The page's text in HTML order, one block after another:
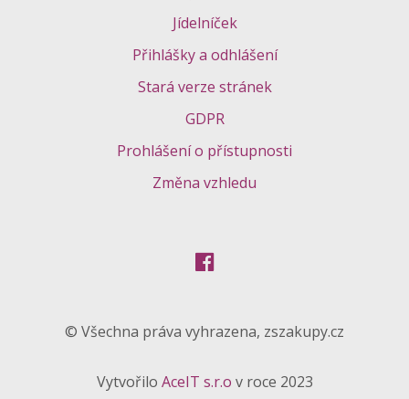
Jídelníček
Přihlášky a odhlášení
Stará verze stránek
GDPR
Prohlášení o přístupnosti
Změna vzhledu
© Všechna práva vyhrazena, zszakupy.cz
Vytvořilo AceIT s.r.o v roce 2023